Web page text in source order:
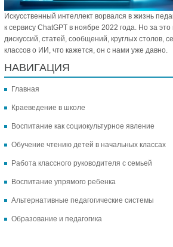
Искусственный интеллект ворвался в жизнь
к сервису ChatGPT в ноябре 2022 года. Но за
дискуссий, статей, сообщений, круглых столов,
классов о ИИ, что кажется, он с нами уже давно.
НАВИГАЦИЯ
Главная
Краеведение в школе
Воспитание как социокультурное явление
Обучение чтению детей в начальных классах
Работа классного руководителя с семьей
Воспитание упрямого ребенка
Альтернативные педагогические системы
Образование и педагогика